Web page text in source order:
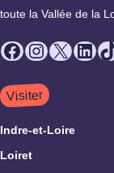
toute la Vallée de la
Facebook
X
Visiter
Indre-et-Loire
Loiret